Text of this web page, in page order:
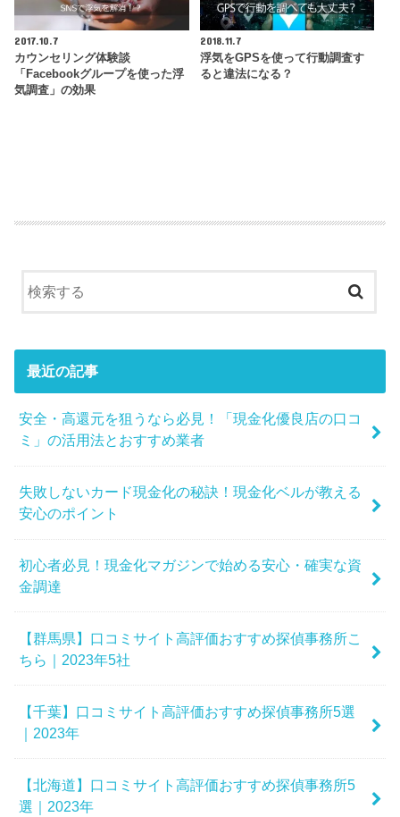
2017.10.7
カウンセリング体験談
「Facebookグループを使った浮
気調査」の効果
2018.11.7
浮気をGPSを使って行動調査す
ると違法になる？
最近の記事
安全・高還元を狙うなら必見！「現金化優良店の口コ
ミ」の活用法とおすすめ業者
失敗しないカード現金化の秘訣！現金化ベルが教える
安心のポイント
初心者必見！現金化マガジンで始める安心・確実な資
金調達
【群馬県】口コミサイト高評価おすすめ探偵事務所こ
ちら｜2023年5社
【千葉】口コミサイト高評価おすすめ探偵事務所5選
｜2023年
【北海道】口コミサイト高評価おすすめ探偵事務所5
選｜2023年